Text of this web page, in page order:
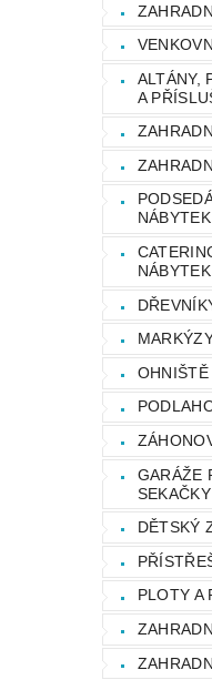
ALTÁNY,
A
NÁBYTEK
NÁBYTEK
OHNIŠTĚ
GARÁŽE
SEKAČKY
DĚTSKÝ
PLOTY A